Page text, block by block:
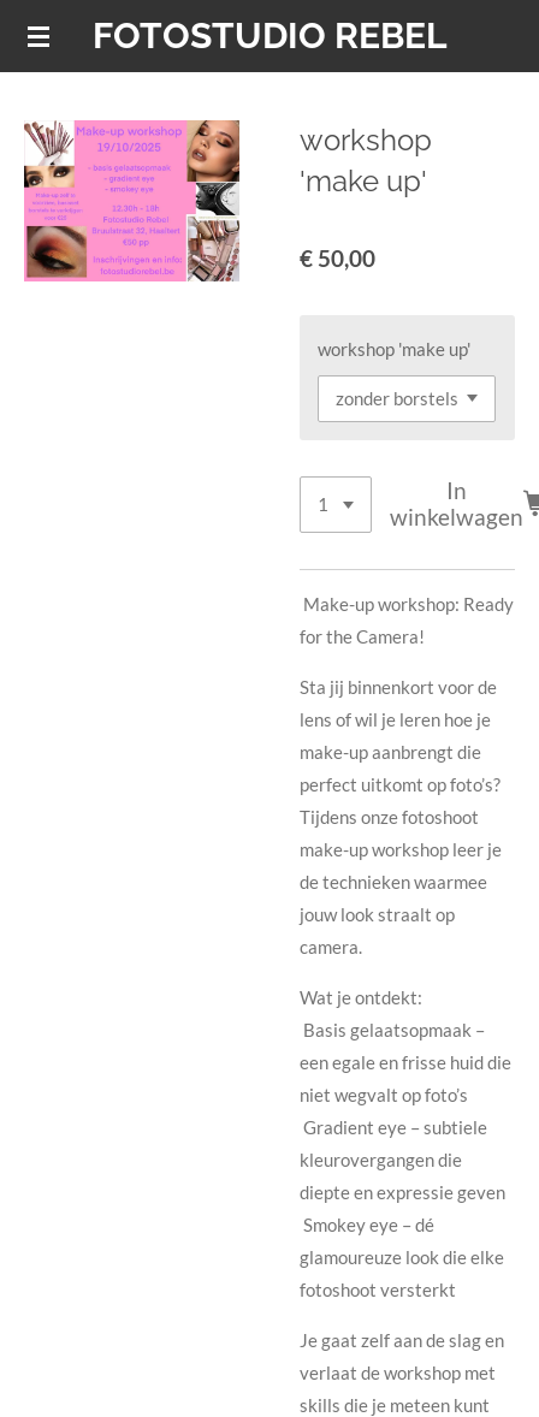
Ga
de
hoofdinhoud
FOTOSTUDIO REBEL
workshop
'make up'
€ 50,00
workshop 'make up'
In
winkelwagen
Make-up workshop: Ready
for the Camera!
Sta jij binnenkort voor de
lens of wil je leren hoe je
make-up aanbrengt die
perfect uitkomt op foto’s?
Tijdens onze fotoshoot
make-up workshop leer je
de technieken waarmee
jouw look straalt op
camera.
Wat je ontdekt:
Basis gelaatsopmaak –
een egale en frisse huid die
niet wegvalt op foto’s
Gradient eye – subtiele
kleurovergangen die
diepte en expressie geven
Smokey eye – dé
glamoureuze look die elke
fotoshoot versterkt
Je gaat zelf aan de slag en
verlaat de workshop met
skills die je meteen kunt